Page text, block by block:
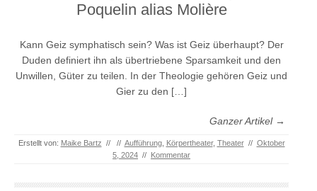
Poquelin alias Molière
Kann Geiz symphatisch sein? Was ist Geiz überhaupt? Der
Duden definiert ihn als übertriebene Sparsamkeit und den
Unwillen, Güter zu teilen. In der Theologie gehören Geiz und
Gier zu den […]
Ganzer Artikel →
Erstellt von: Maike Bartz // // Aufführung, Körpertheater, Theater // Oktober
5, 2024 // Kommentar